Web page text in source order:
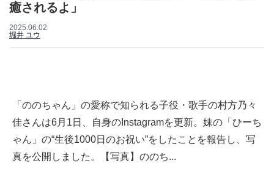
癒されるよ」
2025.06.02
堀井 ユウ
「ののちゃん」の愛称で知られる子役・歌手の村方乃々
佳さんは6月1日、自身のInstagramを更新。妹の「ひーち
ゃん」の“生後1000日のお祝い”をしたことを報告し、写
真を公開しました。【写真】ののち...